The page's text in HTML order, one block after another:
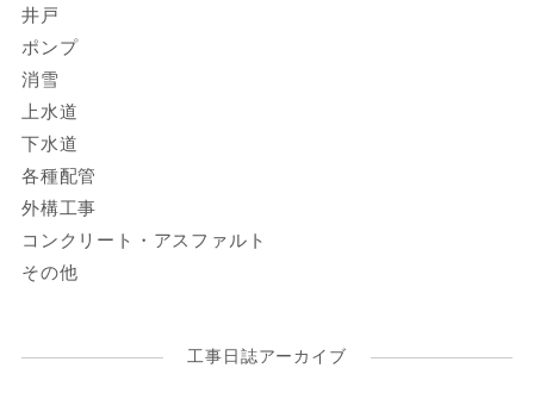
井戸
ポンプ
消雪
上水道
下水道
各種配管
外構工事
コンクリート・アスファルト
その他
工事日誌アーカイブ